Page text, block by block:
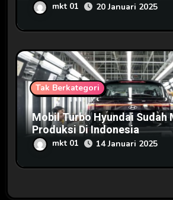
mkt 01 20 Januari 2025
Tak Berkategori
Mobil Turbo Hyundai Sudah
Produksi Di Indonesia
mkt 01 14 Januari 2025